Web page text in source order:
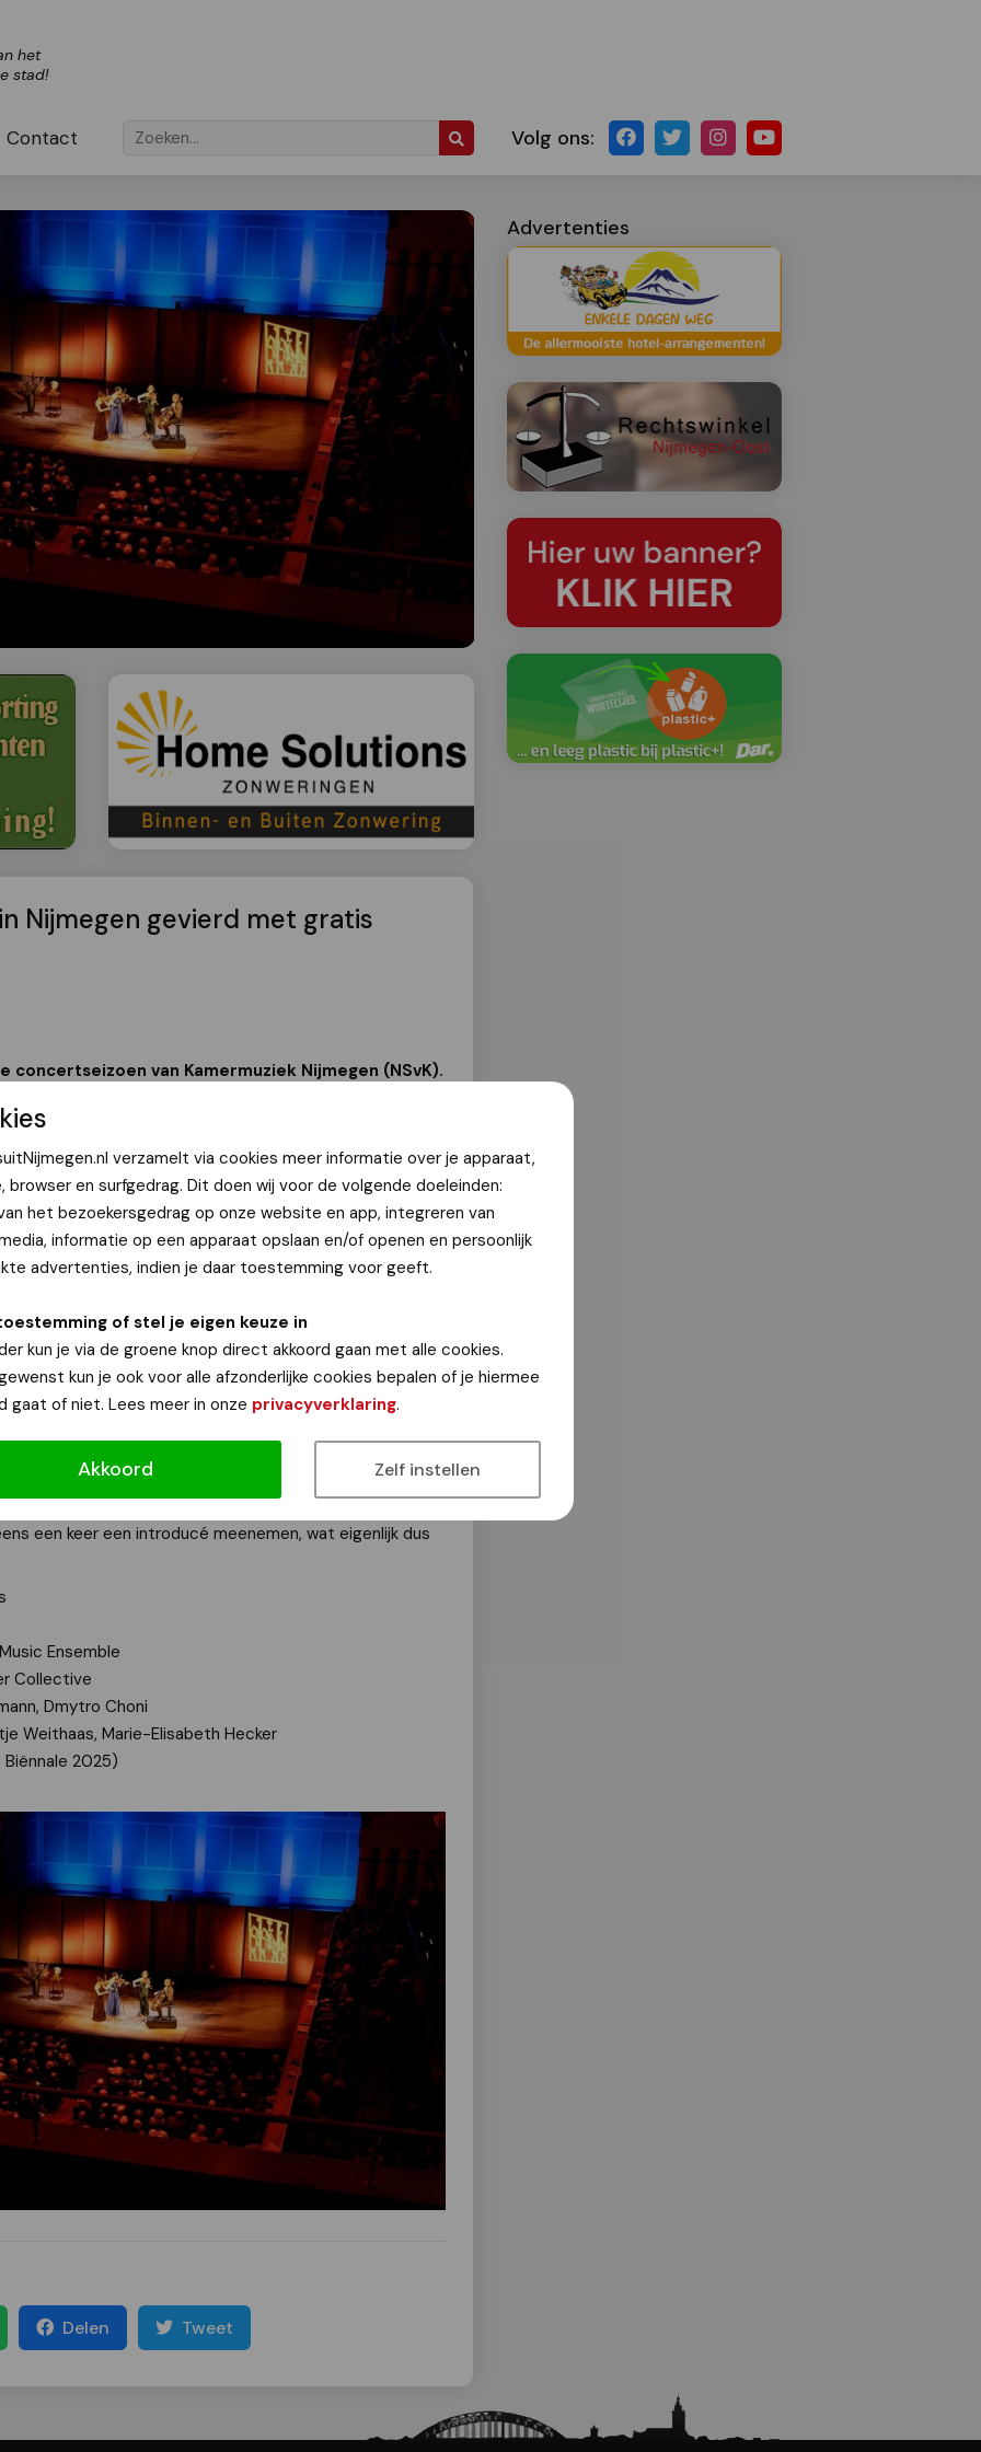
verzamelt via cookies meer informatie over je apparaat,
browser en surfgedrag. Dit doen wij voor de volgende doeleinden:
het bezoekersgedrag op onze website en app, integreren van
informatie op een apparaat opslaan en/of openen en persoonlijk
advertenties, indien je daar toestemming voor geeft.
of stel je eigen keuze in
kun je via de groene knop direct akkoord gaan met alle cookies.
kun je ook voor alle afzonderlijke cookies bepalen of je hiermee
gaat of niet. Lees meer in onze privacyverklaring.
Akkoord Zelf instellen
het
stad!
Contact Volg ons:
Nijmegen gevierd met gratis
concertseizoen van Kamermuziek Nijmegen (NSvK).
stichting ruim
uit de internationale muziekwereld in De
internationale musici op ons affiche. Het is niet voor
NPO-radio te horen zijn. Echt een unieke serie vol
en dat gewoon aan het Keizer Karelplein in Nijmegen.
2 november met jong en oud ons 75-
Vereeniging zetten we dan wijd open, en iedereen is
toegankelijke ‘Feest voor oren’ met muziektheater en
voor alle acht concerten zijn via
een keer een introducé meenemen, wat eigenlijk dus
Ensemble
Collective
Dmytro Choni
Weithaas, Marie-Elisabeth Hecker
Biënnale 2025)
Delen Tweet
Advertenties